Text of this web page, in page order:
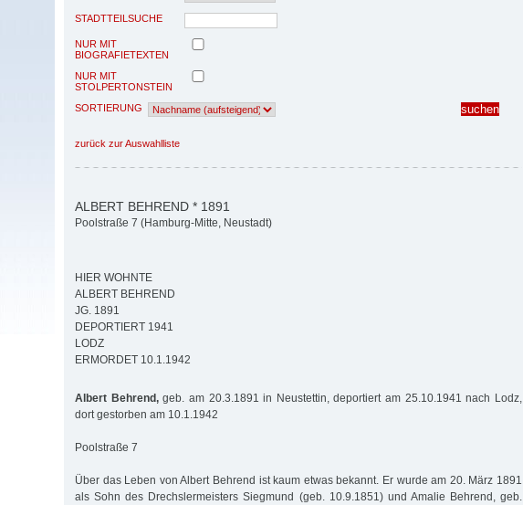
STADTTEILSUCHE
NUR MIT
BIOGRAFIETEXTEN
NUR MIT
STOLPERTONSTEIN
SORTIERUNG
zurück zur Auswahlliste
ALBERT BEHREND * 1891
Poolstraße 7 (Hamburg-Mitte, Neustadt)
HIER WOHNTE
ALBERT BEHREND
JG. 1891
DEPORTIERT 1941
LODZ
ERMORDET 10.1.1942
Albert Behrend,geb. am 20.3.1891 in Neustettin, deportiert am 25.10.1941 nach Lodz,
dort gestorben am 10.1.1942
Poolstraße 7
Über das Leben von Albert Behrend ist kaum etwas bekannt. Er wurde am 20. März 1891
als Sohn des Drechslermeisters Siegmund (geb. 10.9.1851) und Amalie Behrend, geb.